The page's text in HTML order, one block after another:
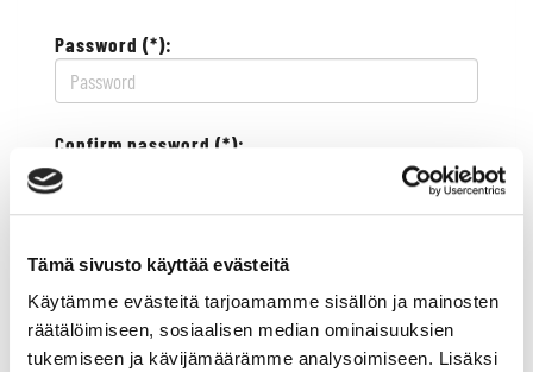
Tämä sivusto käyttää evästeitä
Käytämme evästeitä tarjoamamme sisällön ja mainosten
räätälöimiseen, sosiaalisen median ominaisuuksien
tukemiseen ja kävijämäärämme analysoimiseen. Lisäksi
Password (*):
Confirm password (*):
Street address (*):